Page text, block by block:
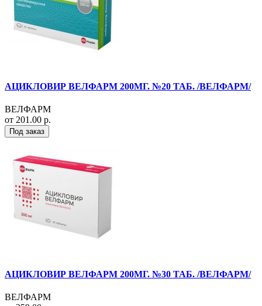
АЦИКЛОВИР ВЕЛФАРМ 200МГ. №20 ТАБ. /ВЕЛФАРМ/
ВЕЛФАРМ
от 201.00 р.
Под заказ
АЦИКЛОВИР ВЕЛФАРМ 200МГ. №30 ТАБ. /ВЕЛФАРМ/
ВЕЛФАРМ